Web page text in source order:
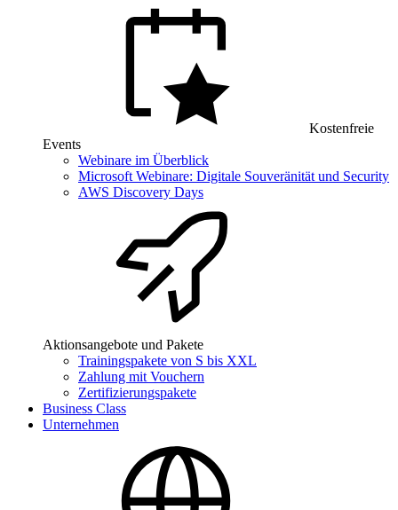
Kostenfreie
Events
Webinare im Überblick
Microsoft Webinare: Digitale Souveränität und Security
AWS Discovery Days
Aktionsangebote und Pakete
Trainingspakete von S bis XXL
Zahlung mit Vouchern
Zertifizierungspakete
Business Class
Unternehmen